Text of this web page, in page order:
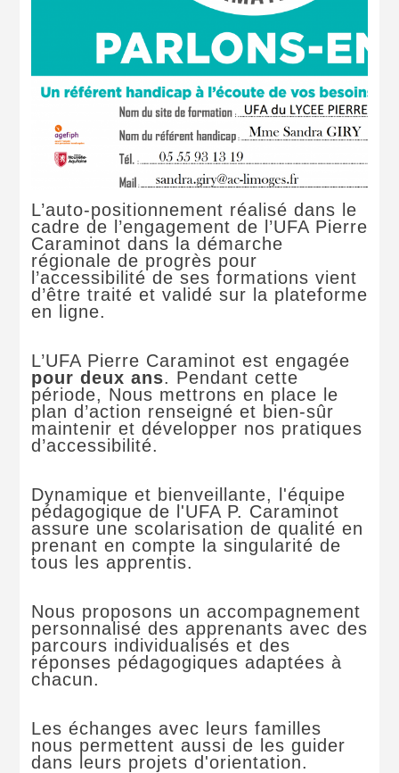
L’auto-positionnement réalisé dans le
cadre de l’engagement de l’UFA Pierre
Caraminot dans la démarche
régionale de progrès pour
l’accessibilité de ses formations vient
d’être traité et validé sur la plateforme
en ligne.
L’UFA Pierre Caraminot est engagée
pour deux ans. Pendant cette
période, Nous mettrons en place le
plan d’action renseigné et bien-sûr
maintenir et développer nos pratiques
d’accessibilité.
Dynamique et bienveillante, l'équipe
pédagogique de l'UFA P. Caraminot
assure une scolarisation de qualité en
prenant en compte la singularité de
tous les apprentis.
Nous proposons un accompagnement
personnalisé des apprenants avec des
parcours individualisés et des
réponses pédagogiques adaptées à
chacun.
Les échanges avec leurs familles
nous permettent aussi de les guider
dans leurs projets d'orientation.